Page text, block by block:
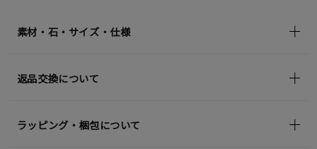
素材・石・サイズ・仕様
返品交換について
ラッピング・梱包について